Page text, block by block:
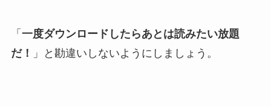
「 一度ダウンロードしたらあとは読みたい放題
だ！
」と勘違いしないようにしましょう。